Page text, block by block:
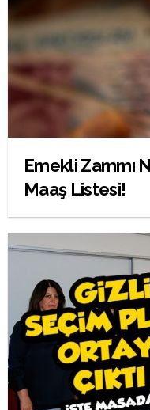
Emekli Zammı
Maaş Listesi!